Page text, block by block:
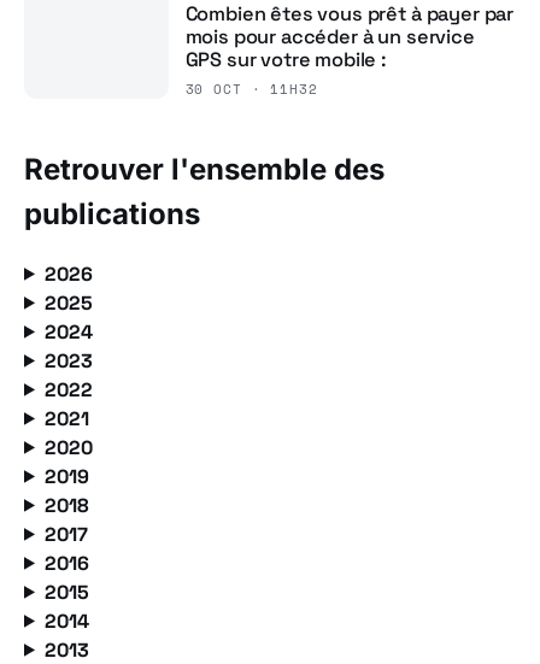
Combien êtes vous prêt à payer par
mois pour accéder à un service
GPS sur votre mobile :
30 OCT · 11H32
Retrouver l'ensemble des
publications
2026
2025
2024
2023
2022
2021
2020
2019
2018
2017
2016
2015
2014
2013